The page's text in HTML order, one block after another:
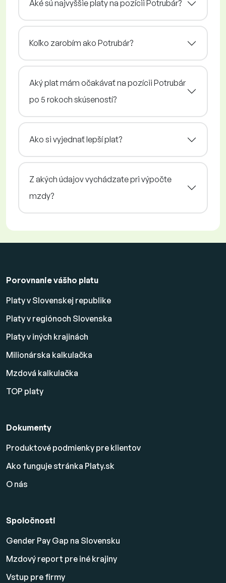
Aké sú najvyššie platy na pozícii Potrubár?
Koľko zarobím ako Potrubár?
Aký plat mám očakávať na pozícii Potrubár
po 5 rokoch skúseností?
Ako si vyjednať lepší plat?
Z akých údajov vychádzate pri výpočte
mzdy?
Porovnanie vášho platu
Platy v Slovenskej republike
Platy v regiónoch Slovenska
Platy v iných krajinách
Milionárska kalkulačka
Mzdová kalkulačka
TOP platy
Dokumenty
Produktové podmienky pre klientov
Ako funguje stránka Platy.sk
O nás
Spoločnosti
Gender Pay Gap na Slovensku
Mzdový report pre iné krajiny
Vstup pre firmy